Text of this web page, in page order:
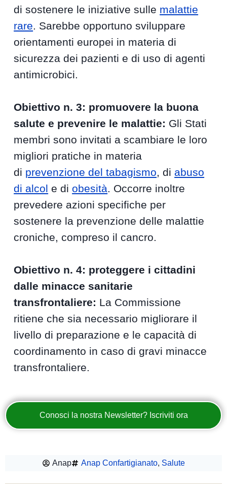
di sostenere le iniziative sulle malattie
rare. Sarebbe opportuno sviluppare
orientamenti europei in materia di
sicurezza dei pazienti e di uso di agenti
antimicrobici.
Obiettivo n. 3: promuovere la buona
salute e prevenire le malattie: Gli Stati
membri sono invitati a scambiare le loro
migliori pratiche in materia
di prevenzione del tabagismo, di abuso
di alcol e diobesità. Occorre inoltre
prevedere azioni specifiche per
sostenere la prevenzione delle malattie
croniche, compreso il cancro.
Obiettivo n. 4: proteggere i cittadini
dalle minacce sanitarie
transfrontaliere: La Commissione
ritiene che sia necessario migliorare il
livello di preparazione e le capacità di
coordinamento in caso di gravi minacce
transfrontaliere.
Conosci la nostra Newsletter? Iscriviti ora
Anap Anap Confartigianato, Salute